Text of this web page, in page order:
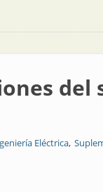
del
Eléctrica